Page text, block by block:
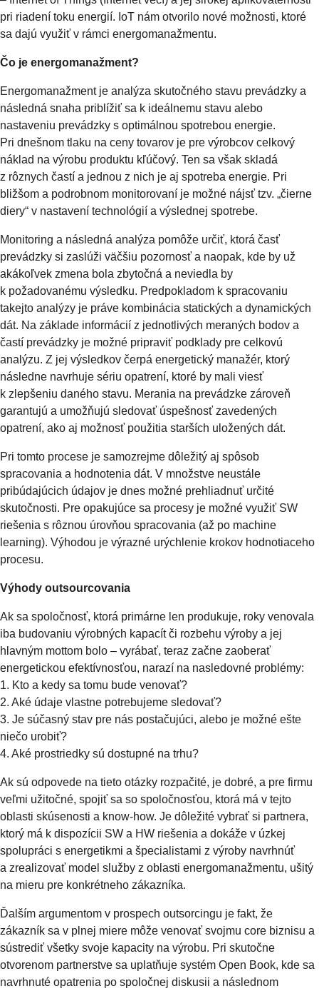
pri riadení toku energií. IoT nám otvorilo nové možnosti, ktoré
sa dajú využiť v rámci energomanažmentu.
Čo je energomanažment?
Energomanažment je analýza skutočného stavu prevádzky a
následná snaha priblížiť sa k ideálnemu stavu alebo
nastaveniu prevádzky s optimálnou spotrebou energie.
Pri dnešnom tlaku na ceny tovarov je pre výrobcov celkový
náklad na výrobu produktu kľúčový. Ten sa však skladá
z rôznych častí a jednou z nich je aj spotreba energie. Pri
bližšom a podrobnom monitorovaní je možné nájsť tzv. „čierne
diery“ v nastavení technológií a výslednej spotrebe.
Monitoring a následná analýza pomôže určiť, ktorá časť
prevádzky si zaslúži väčšiu pozornosť a naopak, kde by už
akákoľvek zmena bola zbytočná a neviedla by
k požadovanému výsledku. Predpokladom k spracovaniu
takejto analýzy je práve kombinácia statických a dynamických
dát. Na základe informácií z jednotlivých meraných bodov a
častí prevádzky je možné pripraviť podklady pre celkovú
analýzu. Z jej výsledkov čerpá energetický manažér, ktorý
následne navrhuje sériu opatrení, ktoré by mali viesť
k zlepšeniu daného stavu. Merania na prevádzke zároveň
garantujú a umožňujú sledovať úspešnosť zavedených
opatrení, ako aj možnosť použitia starších uložených dát.
Pri tomto procese je samozrejme dôležitý aj spôsob
spracovania a hodnotenia dát. V množstve neustále
pribúdajúcich údajov je dnes možné prehliadnuť určité
skutočnosti. Pre opakujúce sa procesy je možné využiť SW
riešenia s rôznou úrovňou spracovania (až po machine
learning). Výhodou je výrazné urýchlenie krokov hodnotiaceho
procesu.
Výhody outsourcovania
Ak sa spoločnosť, ktorá primárne len produkuje, roky venovala
iba budovaniu výrobných kapacít či rozbehu výroby a jej
hlavným mottom bolo – vyrábať, teraz začne zaoberať
energetickou efektívnosťou, narazí na nasledovné problémy:
1. Kto a kedy sa tomu bude venovať?
2. Aké údaje vlastne potrebujeme sledovať?
3. Je súčasný stav pre nás postačujúci, alebo je možné ešte
niečo urobiť?
4. Aké prostriedky sú dostupné na trhu?
Ak sú odpovede na tieto otázky rozpačité, je dobré, a pre firmu
veľmi užitočné, spojiť sa so spoločnosťou, ktorá má v tejto
oblasti skúsenosti a know-how. Je dôležité vybrať si partnera,
ktorý má k dispozícii SW a HW riešenia a dokáže v úzkej
spolupráci s energetikmi a špecialistami z výroby navrhnúť
a zrealizovať model služby z oblasti energomanažmentu, ušitý
na mieru pre konkrétneho zákazníka.
Ďalším argumentom v prospech outsorcingu je fakt, že
zákazník sa v plnej miere môže venovať svojmu core biznisu a
sústrediť všetky svoje kapacity na výrobu. Pri skutočne
otvorenom partnerstve sa uplatňuje systém Open Book, kde sa
navrhnuté opatrenia po spoločnej diskusii a následnom